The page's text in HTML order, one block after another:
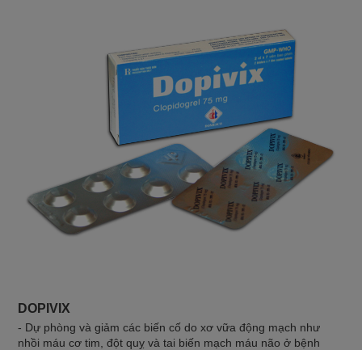
DOPIVIX
- Dự phòng và giảm các biến cố do xơ vữa động mạch như
nhồi máu cơ tim, đột quỵ và tai biến mạch máu não ở bệnh